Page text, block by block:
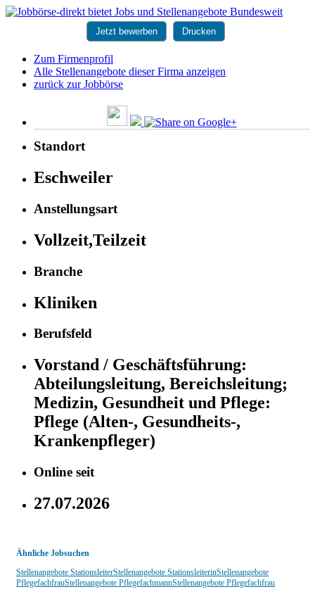
Jetzt bewerben Drucken
Zum Firmenprofil
Alle Stellenangebote dieser Firma anzeigen
zurück zur Jobbörse
Standort
Eschweiler
Anstellungsart
Vollzeit,Teilzeit
Branche
Kliniken
Berufsfeld
Vorstand / Geschäftsführung:
Abteilungsleitung, Bereichsleitung;
Medizin, Gesundheit und Pflege:
Pflege (Alten-, Gesundheits-,
Krankenpfleger)
Online seit
27.07.2026
Ähnliche Jobsuchen
Stellenangebote StationsleiterStellenangebote StationsleiterinStellenangebote
PflegefachfrauStellenangebote PflegefachmannStellenangebote Pflegefachfrau